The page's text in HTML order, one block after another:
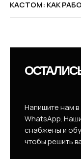
КАСТОМ: КАК
Напишите нам
WhatsApp.
снабжены и
чтобы решить